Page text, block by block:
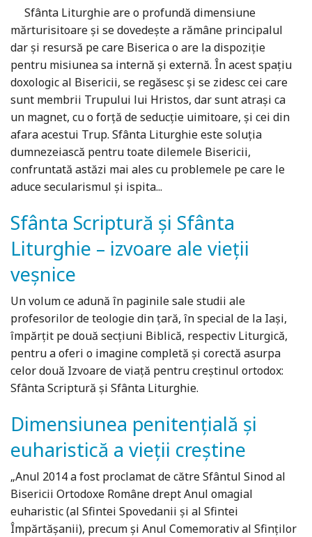
Sfânta Liturghie are o profundă dimensiune
mărturisitoare și se dovedește a rămâne principalul
dar și resursă pe care Biserica o are la dispoziție
pentru misiunea sa internă și externă. În acest spațiu
doxologic al Bisericii, se regăsesc și se zidesc cei care
sunt membrii Trupului lui Hristos, dar sunt atrași ca
un magnet, cu o forță de seducție uimitoare, și cei din
afara acestui Trup. Sfânta Liturghie este soluția
dumnezeiască pentru toate dilemele Bisericii,
confruntată astăzi mai ales cu problemele pe care le
aduce secularismul și ispita...
Sfânta Scriptură și Sfânta
Liturghie – izvoare ale vieții
veșnice
Un volum ce adună în paginile sale studii ale
profesorilor de teologie din țară, în special de la Iași,
împărțit pe două secțiuni Biblică, respectiv Liturgică,
pentru a oferi o imagine completă și corectă asurpa
celor două Izvoare de viață pentru creștinul ortodox:
Sfânta Scriptură și Sfânta Liturghie.
Dimensiunea penitențială și
euharistică a vieții creștine
„Anul 2014 a fost proclamat de către Sfântul Sinod al
Bisericii Ortodoxe Române drept Anul omagial
euharistic (al Sfintei Spovedanii şi al Sfintei
Împărtăşanii), precum şi Anul Comemorativ al Sfinţilor